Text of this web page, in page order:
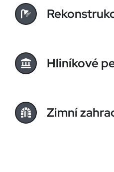
Hliníkové
Zimní